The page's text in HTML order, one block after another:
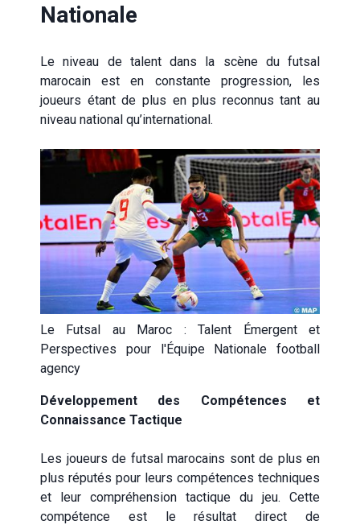
Nationale
Le niveau de talent dans la scène du futsal
marocain est en constante progression, les
joueurs étant de plus en plus reconnus tant au
niveau national qu’international.
Le Futsal au Maroc : Talent Émergent et
Perspectives pour l'Équipe Nationale football
agency
Développement des Compétences et
Connaissance Tactique
Les joueurs de futsal marocains sont de plus en
plus réputés pour leurs compétences techniques
et leur compréhension tactique du jeu. Cette
compétence est le résultat direct de